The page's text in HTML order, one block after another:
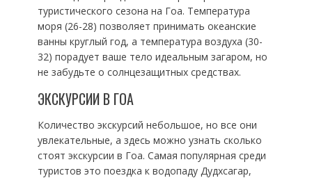
туристического сезона на Гоа. Температура
моря (26-28) позволяет принимать океанские
ванны круглый год, а температура воздуха (30-
32) порадует ваше тело идеальным загаром, но
не забудьте о солнцезащитных средствах.
ЭКСКУРСИИ В ГОА
Количество экскурсий небольшое, но все они
увлекательные, а здесь можно узнать сколько
стоят экскурсии в Гоа. Самая популярная среди
туристов это поездка к водопаду Дудхсагар,